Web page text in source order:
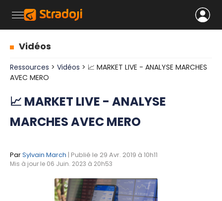
Vidéos
Ressources > Vidéos > 📈 MARKET LIVE - ANALYSE MARCHES
AVEC MERO
📈 MARKET LIVE - ANALYSE
MARCHES AVEC MERO
ParSylvain March | Publié le 29 Avr. 2019 à 10h11
Mis à jour le 06 Juin. 2023 à 20h53